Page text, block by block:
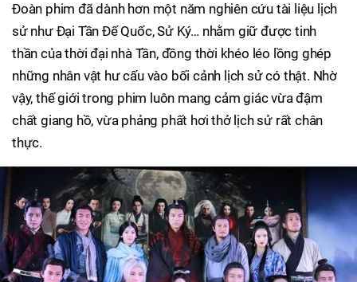
Đoàn phim đã dành hơn một năm nghiên cứu tài liệu lịch
sử như Đại Tần Đế Quốc, Sử Ký… nhằm giữ được tinh
thần của thời đại nhà Tần, đồng thời khéo léo lồng ghép
những nhân vật hư cấu vào bối cảnh lịch sử có thật. Nhờ
vậy, thế giới trong phim luôn mang cảm giác vừa đậm
chất giang hồ, vừa phảng phất hơi thở lịch sử rất chân
thực.